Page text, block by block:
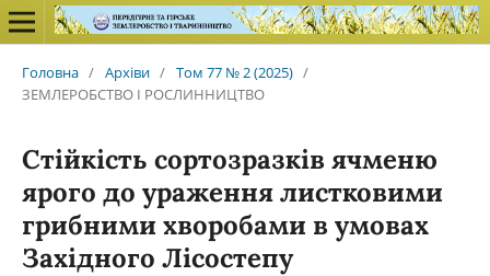
Головна / Архіви / Том 77 № 2 (2025) /
ЗЕМЛЕРОБСТВО І РОСЛИННИЦТВО
Стійкість сортозразків ячменю
ярого до ураження листковими
грибними хворобами в умовах
Західного Лісостепу